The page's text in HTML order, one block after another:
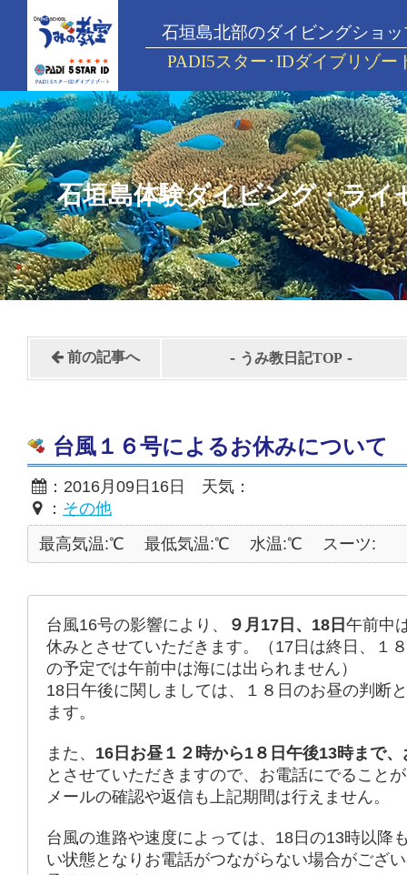
石垣島北部のダイビングショッ
PADI5スター･IDダイブリゾー
石垣島体験ダイビング・ライ
前の記事へ - うみ教日記TOP -
台風１６号によるお休みについて
：2016月09日16日 天気：
： その他
最高気温:℃
最低気温:℃ 水温:℃ スーツ:
台風16号の影響により、 ９月17日、18日 午前中
休みとさせていただきます。（17日は終日、１
の予定では午前中は海には出られません）
18日午後に関しましては、１８日のお昼の判断
ます。
また、 16日お昼１２時から1８日午後13時まで
とさせていただきますので、お電話にでること
メールの確認や返信も上記期間は行えません。
台風の進路や速度によっては、18日の13時以降
い状態となりお電話がつながらない場合がござ